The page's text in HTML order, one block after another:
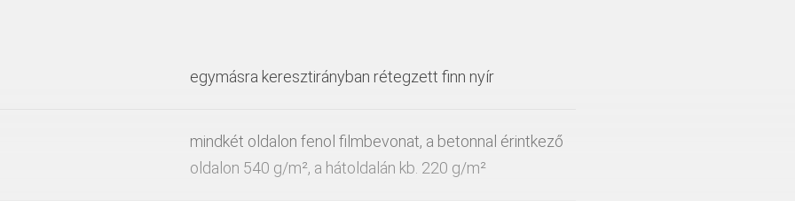
egymásra keresztirányban rétegzett finn nyír
mindkét oldalon fenol filmbevonat, a betonnal érintkező
oldalon 540 g/m², a hátoldalán kb. 220 g/m²